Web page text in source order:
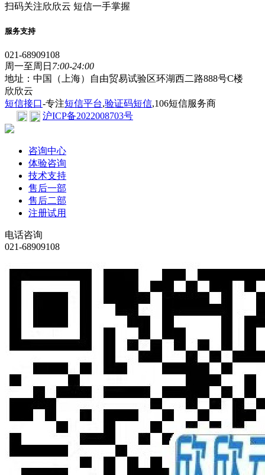
扫码关注欣欣云 短信一手掌握
服务支持
021-68909108
周一至周日 7:00-24:00
地址：中国（上海）自由贸易试验区环湖西二路888号C楼
欣欣云
短信接口-专注短信平台,验证码短信,106短信服务商
沪ICP备2022008703号
咨询中心
体验咨询
技术支持
售后一部
售后二部
注册试用
电话咨询
021-68909108